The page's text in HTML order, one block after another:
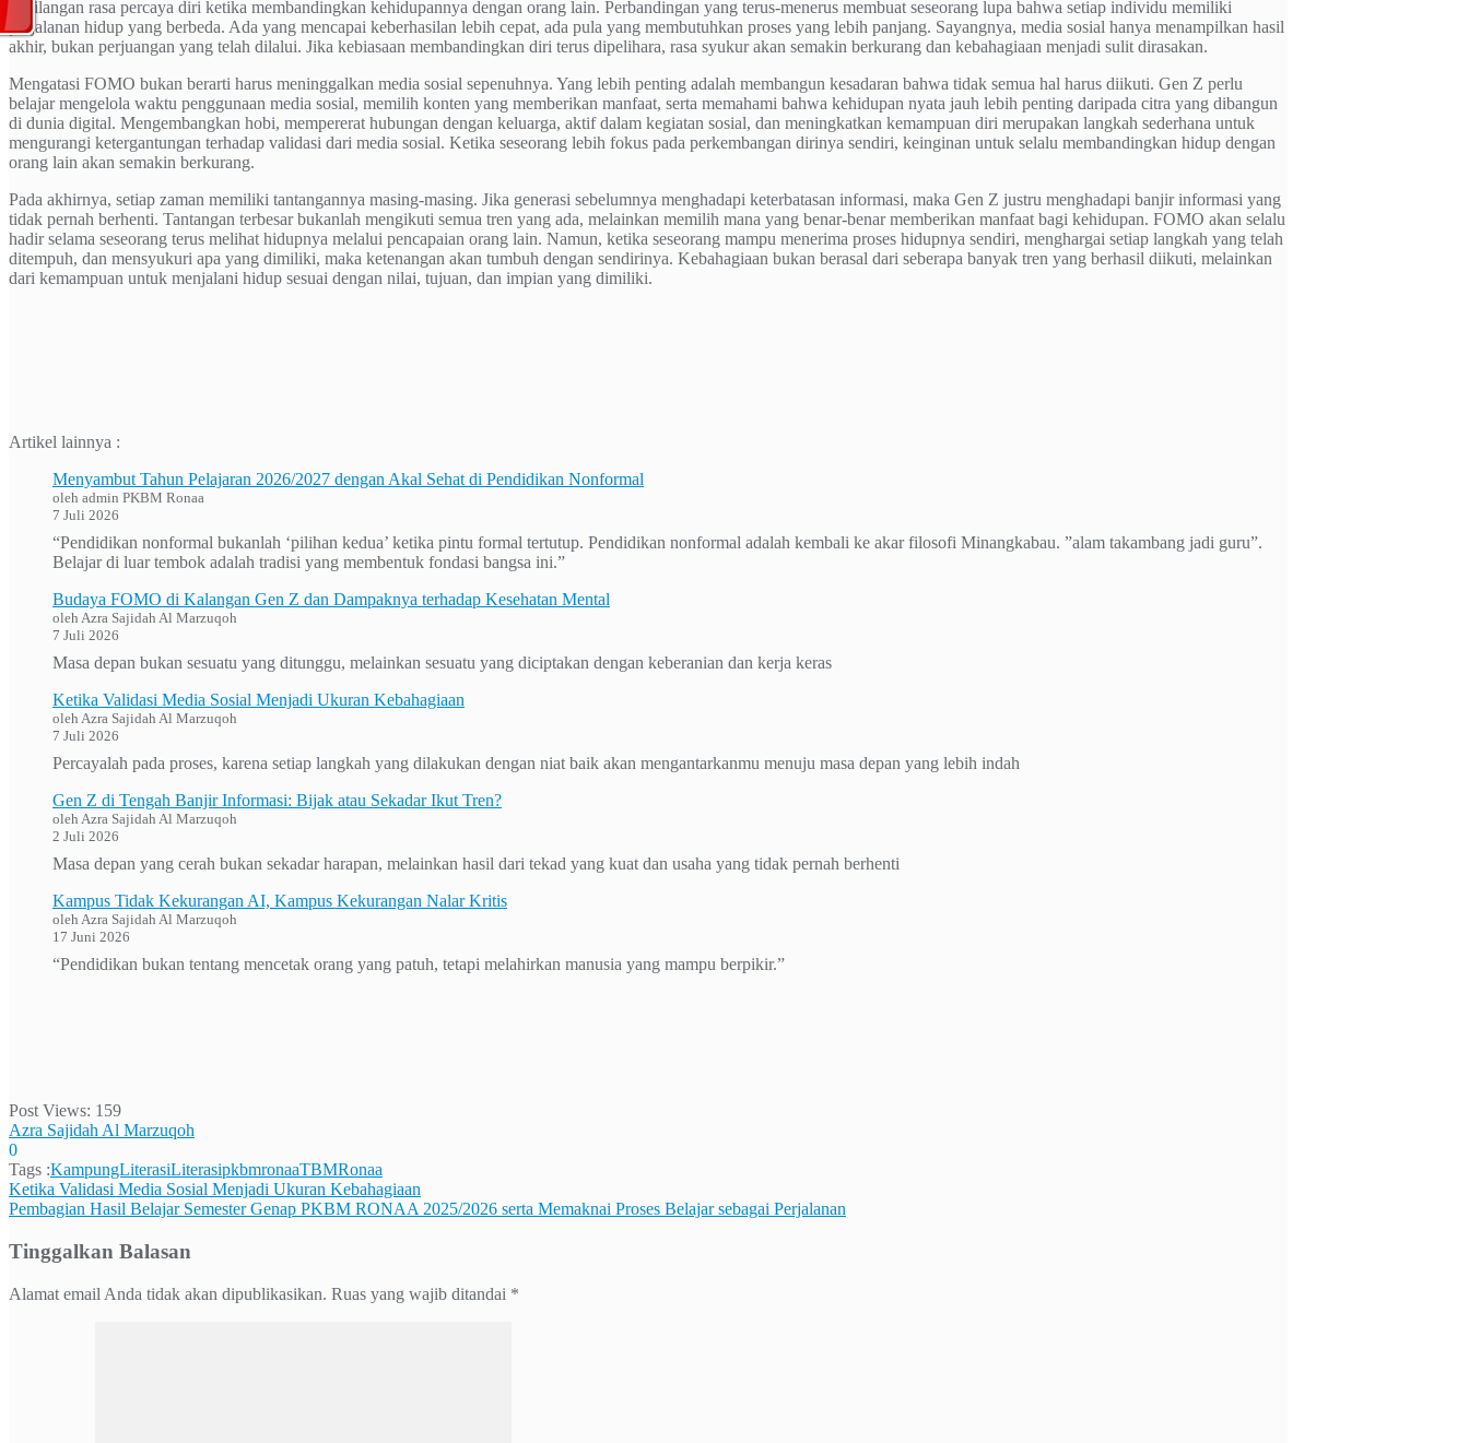
kehilangan rasa percaya diri ketika membandingkan kehidupannya dengan orang lain. Perbandingan yang terus-menerus membuat seseorang lupa bahwa setiap individu memiliki
perjalanan hidup yang berbeda. Ada yang mencapai keberhasilan lebih cepat, ada pula yang membutuhkan proses yang lebih panjang. Sayangnya, media sosial hanya menampilkan hasil
akhir, bukan perjuangan yang telah dilalui. Jika kebiasaan membandingkan diri terus dipelihara, rasa syukur akan semakin berkurang dan kebahagiaan menjadi sulit dirasakan.
Mengatasi FOMO bukan berarti harus meninggalkan media sosial sepenuhnya. Yang lebih penting adalah membangun kesadaran bahwa tidak semua hal harus diikuti. Gen Z perlu
belajar mengelola waktu penggunaan media sosial, memilih konten yang memberikan manfaat, serta memahami bahwa kehidupan nyata jauh lebih penting daripada citra yang dibangun
di dunia digital. Mengembangkan hobi, mempererat hubungan dengan keluarga, aktif dalam kegiatan sosial, dan meningkatkan kemampuan diri merupakan langkah sederhana untuk
mengurangi ketergantungan terhadap validasi dari media sosial. Ketika seseorang lebih fokus pada perkembangan dirinya sendiri, keinginan untuk selalu membandingkan hidup dengan
orang lain akan semakin berkurang.
Pada akhirnya, setiap zaman memiliki tantangannya masing-masing. Jika generasi sebelumnya menghadapi keterbatasan informasi, maka Gen Z justru menghadapi banjir informasi yang
tidak pernah berhenti. Tantangan terbesar bukanlah mengikuti semua tren yang ada, melainkan memilih mana yang benar-benar memberikan manfaat bagi kehidupan. FOMO akan selalu
hadir selama seseorang terus melihat hidupnya melalui pencapaian orang lain. Namun, ketika seseorang mampu menerima proses hidupnya sendiri, menghargai setiap langkah yang telah
ditempuh, dan mensyukuri apa yang dimiliki, maka ketenangan akan tumbuh dengan sendirinya. Kebahagiaan bukan berasal dari seberapa banyak tren yang berhasil diikuti, melainkan
dari kemampuan untuk menjalani hidup sesuai dengan nilai, tujuan, dan impian yang dimiliki.
Artikel lainnya :
Menyambut Tahun Pelajaran 2026/2027 dengan Akal Sehat di Pendidikan Nonformal
oleh admin PKBM Ronaa
7 Juli 2026
“Pendidikan nonformal bukanlah ‘pilihan kedua’ ketika pintu formal tertutup. Pendidikan nonformal adalah kembali ke akar filosofi Minangkabau. ”alam takambang jadi guru”.
Belajar di luar tembok adalah tradisi yang membentuk fondasi bangsa ini.”
Budaya FOMO di Kalangan Gen Z dan Dampaknya terhadap Kesehatan Mental
oleh Azra Sajidah Al Marzuqoh
7 Juli 2026
Masa depan bukan sesuatu yang ditunggu, melainkan sesuatu yang diciptakan dengan keberanian dan kerja keras
Ketika Validasi Media Sosial Menjadi Ukuran Kebahagiaan
oleh Azra Sajidah Al Marzuqoh
7 Juli 2026
Percayalah pada proses, karena setiap langkah yang dilakukan dengan niat baik akan mengantarkanmu menuju masa depan yang lebih indah
Gen Z di Tengah Banjir Informasi: Bijak atau Sekadar Ikut Tren?
oleh Azra Sajidah Al Marzuqoh
2 Juli 2026
Masa depan yang cerah bukan sekadar harapan, melainkan hasil dari tekad yang kuat dan usaha yang tidak pernah berhenti
Kampus Tidak Kekurangan AI, Kampus Kekurangan Nalar Kritis
oleh Azra Sajidah Al Marzuqoh
17 Juni 2026
“Pendidikan bukan tentang mencetak orang yang patuh, tetapi melahirkan manusia yang mampu berpikir.”
Post Views: 159
Azra Sajidah Al Marzuqoh
0
Tags :KampungLiterasiLiterasipkbmronaaTBMRonaa
Navigasi
pos
Ketika Validasi Media Sosial Menjadi Ukuran Kebahagiaan
Pembagian Hasil Belajar Semester Genap PKBM RONAA 2025/2026 serta Memaknai Proses Belajar sebagai Perjalanan
Tinggalkan Balasan
Alamat email Anda tidak akan dipublikasikan. Ruas yang wajib ditandai *